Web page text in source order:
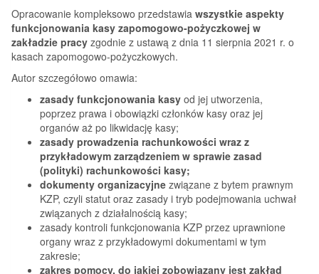
Opracowanie kompleksowo przedstawia wszystkie aspekty
funkcjonowania kasy zapomogowo-pożyczkowej w
zakładzie pracy zgodnie z ustawą z dnia 11 sierpnia 2021 r. o
kasach zapomogowo-pożyczkowych.
Autor szczegółowo omawia:
zasady funkcjonowania kasy od jej utworzenia,
poprzez prawa i obowiązki członków kasy oraz jej
organów aż po likwidację kasy;
zasady prowadzenia rachunkowości wraz z
przykładowym zarządzeniem w sprawie zasad
(polityki) rachunkowości kasy;
dokumenty organizacyjne związane z bytem prawnym
KZP, czyli statut oraz zasady i tryb podejmowania uchwał
związanych z działalnością kasy;
zasady kontroli funkcjonowania KZP przez uprawnione
organy wraz z przykładowymi dokumentami w tym
zakresie;
zakres pomocy, do jakiej zobowiązany jest zakład